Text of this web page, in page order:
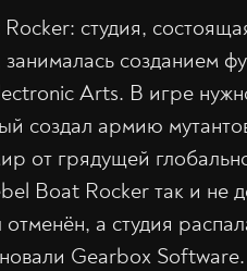
студия,
созданием
Arts. В игре
создал армию
от грядущей
Boat Rocker так и не
а студия
Gearbox